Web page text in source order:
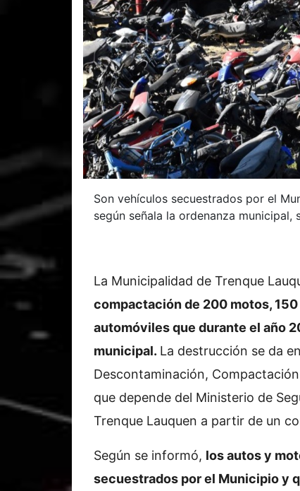
Son vehículos secuestrados por el
según señala la ordenanza
La Municipalidad de Trenque
compactación de 200 motos,
automóviles que durante el año
municipal. La destrucción se da
Descontaminación,
que depende del Ministerio de
Trenque Lauquen a partir de un
Según se informó, los autos y
secuestrados por el Municipio y